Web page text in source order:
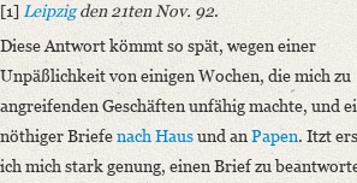
Printed Text
Bibliography: Kritische Friedrich-Schlegel-
romantischen Schule (15. September 1788
Incipit: „[1] Leipzig den 21ten Nov. 92.
Diese Antwort kömmt so spät, wegen einer
[1] Leipzigden 21ten Nov. 92.
Diese Antwort kömmt so spät, wegen einer
Unpäßlichkeit von einigen Wochen, die mich zu
angreifenden Geschäften unfähig machte, und
nöthiger Briefenach Hausund anPapen. Itzt
ich mich stark genung, einen Brief zu